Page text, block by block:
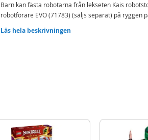
Barn kan fästa robotarna från lekseten Kais
robotförare EVO (71783) (säljs separat) på ryggen
genom ett byggäventyr. Setet innehåller 584 delar.
med plats för en minifigur inuti och ett svärd,
vingar, huvud, mun, ben och svans, plus ett
Läs hela beskrivningen